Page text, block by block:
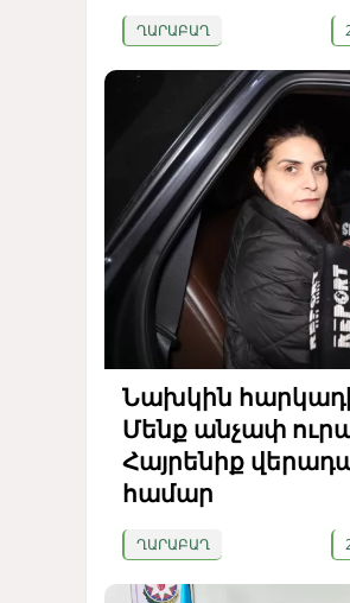
ՂԱՐԱԲԱՂ
Նախկին
Մենք անչափ
Հայրենիք
համար
ՂԱՐԱԲԱՂ